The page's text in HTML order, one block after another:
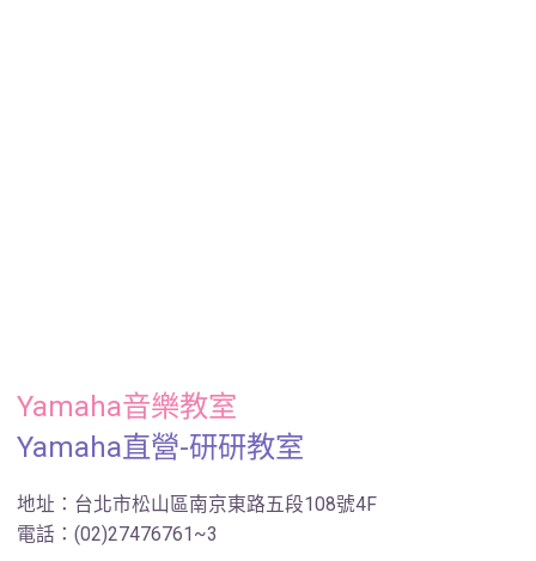
Yamaha音樂教室
Yamaha直營-研研教室
地址：台北市松山區南京東路五段108號4F
電話：(02)27476761~3